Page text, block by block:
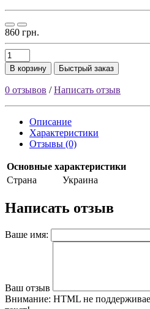
860 грн.
В корзину Быстрый заказ
0 отзывов /Написать отзыв
Описание
Характеристики
Отзывы (0)
Основные характеристики
Страна
Украина
Написать отзыв
Ваше имя:
Ваш отзыв
Внимание: HTML не